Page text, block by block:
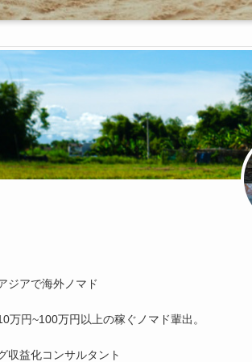
ジアで海外ノマド
万円~100万円以上の稼ぐノマド輩出。
収益化コンサルタント